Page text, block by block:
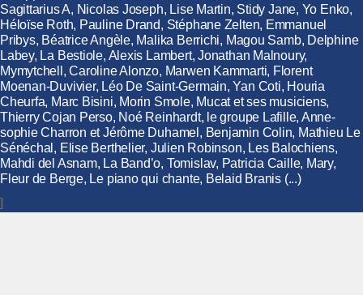
Sagittarius A, Nicolas Joseph, Lise Martin, Stidy Jane, Yo Enko,
Héloïse Roth, Pauline Drand, Stéphane Zelten, Emmanuel
Pribys, Béatrice Angèle, Malika Berrichi, Magou Samb, Delphine
Labey, La Bestiole, Alexis Lambert, Jonathan Malnoury,
Mymytchell, Caroline Alonzo, Marwen Kammarti, Florent
Moenan-Duvivier, Léo De Saint-Germain, Yan Coti, Houria
Cheurfa, Marc Bisini, Morin Smole, Mucat et ses musiciens,
Thierry Cojan Perso, Noé Reinhardt, le groupe Lafille, Anne-
sophie Charron et Jérôme Duhamel, Benjamin Colin, Mathieu Le
Sénéchal, Elise Berthelier, Julien Robinson, Les Balochiens,
Mahdi del Asnam, La Band’o, Tomislav, Patricia Caille, Mary,
Fleur de Berge, Le piano qui chante, Belaid Branis (...)
]